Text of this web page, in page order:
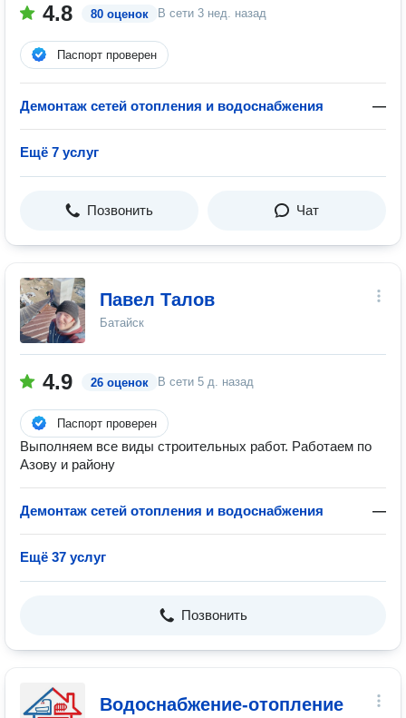
4.8 80 оценок В сети 3 нед. назад
Паспорт проверен
Демонтаж сетей отопления и водоснабжения —
Ещё 7 услуг
Позвонить Чат
Павел Талов
Батайск
4.9 26 оценок В сети 5 д. назад
Паспорт проверен
Выполняем все виды строительных работ. Работаем по
Азову и району
Демонтаж сетей отопления и водоснабжения —
Ещё 37 услуг
Позвонить
Водоснабжение-отопление